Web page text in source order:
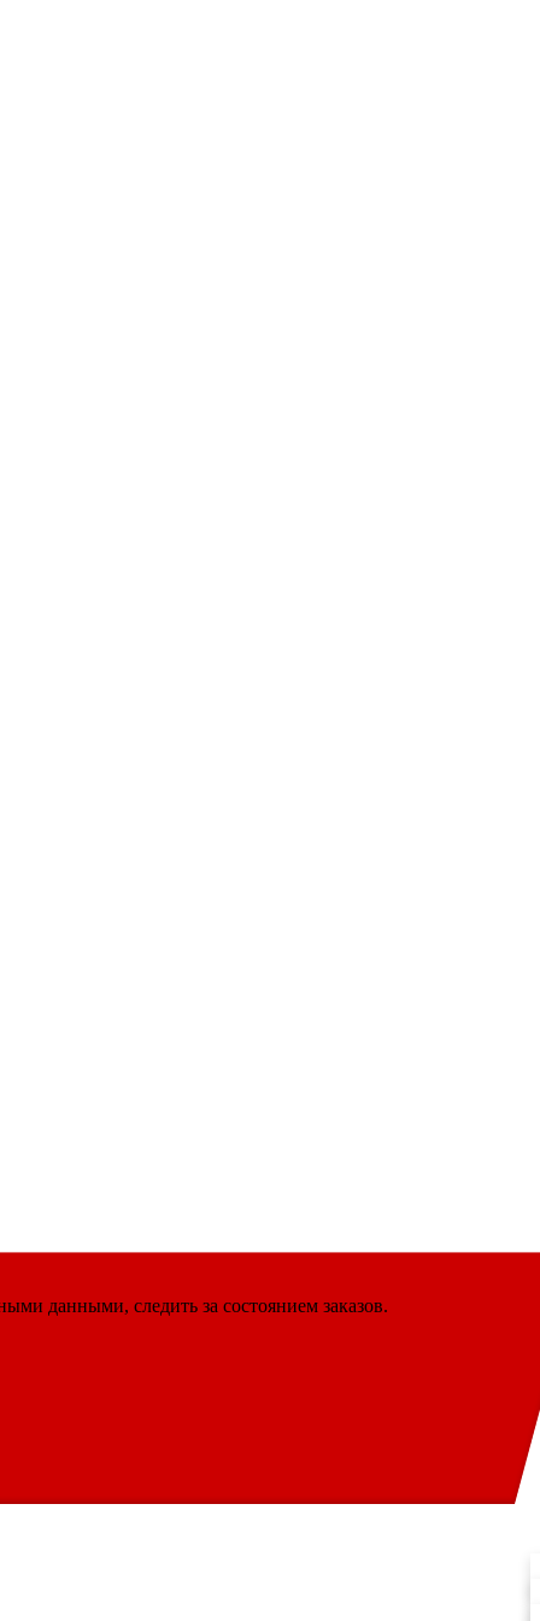
данными, следить за состоянием заказов.